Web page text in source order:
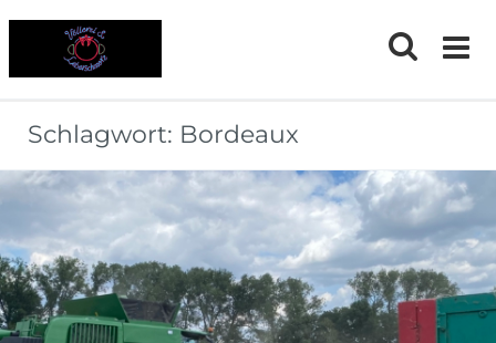
Schlagwort: Bordeaux